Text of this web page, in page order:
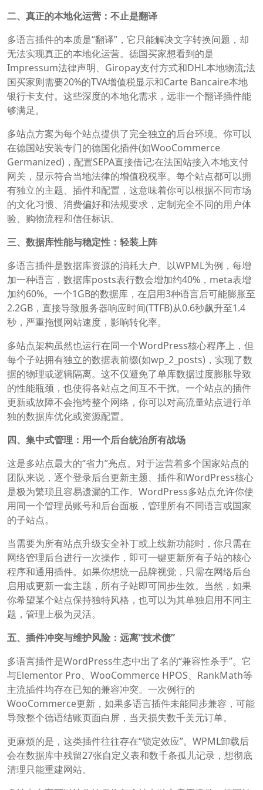
二、真正的本地化运营：不止是翻译
多语言插件的本质是“翻译”，它只能解决文字转换问题，却
无法实现真正的本地化运营。德国买家想看到的是
Impressum法律声明、Giropay支付方式和DHL本地物流;法
国买家则需要20%的TVA增值税显示和Carte Bancaire本地
银行卡支付。这些深度的本地化需求，远非一个翻译插件能
够满足。
多站点方案为每个站点提供了完全独立的后台环境。你可以
在德国站安装专门的德国化插件(如WooCommerce
Germanized)，配置SEPA直接借记;在法国站接入本地支付
网关，显示符合当地法律的增值税税率。每个站点都可以拥
有独立的主题、插件和配置，这意味着你可以根据不同市场
的文化习惯、消费偏好和法规要求，定制完全不同的用户体
验、购物流程和信任标识。
三、数据库性能与稳定性：轻装上阵
多语言插件是数据库资源的消耗大户。以WPML为例，每增
加一种语言，数据库posts表行数会增加约40%，meta表增
加约60%。一个1GB的数据库，在启用3种语言后可能膨胀至
2.2GB，直接导致服务器响应时间(TTFB)从0.6秒飙升至1.4
秒，严重拖慢网站速度，影响转化率。
多站点架构虽然也运行在同一个WordPress核心程序上，但
每个子站拥有独立的数据表前缀(如wp_2_posts)，实现了数
据的物理或逻辑隔离。这不仅避免了单库数据过度膨胀导致
的性能瓶颈，也使得各站点之间互不干扰。一个站点的插件
更新或故障不会拖垮整个网络，你可以对高流量站点进行单
独的数据库优化或资源配置。
四、集中式管理：用一个后台统治所有战场
这是多站点最大的“省力”亮点。对于运营着多个国家站点的
团队来说，逐个登录后台更新主题、插件和WordPress核心
是极为繁琐且容易遗漏的工作。WordPress多站点允许你使
用同一个管理员账号和后台面板，管理所有不同语言或国家
的子站点。
当需要为所有站点升级安全补丁或上线新功能时，你只需在
网络管理后台进行一次操作，即可一键更新所有子站的核心
程序和通用插件。如果你想统一品牌视觉，只需在网络后台
启用或更新一套主题，所有子站即可同步生效。当然，如果
你希望某个站点保持独特风格，也可以为其单独启用不同主
题，管理上极为灵活。
五、插件冲突与维护风险：远离“技术债”
多语言插件是WordPress生态中出了名的“兼容性杀手”。它
与Elementor Pro、WooCommerce HPOS、RankMath等
主流插件均存在已知的兼容冲突。一次例行的
WooCommerce更新，如果多语言插件未能同步兼容，可能
导致整个德语结账页面白屏，当天损失数千美元订单。
更麻烦的是，这类插件往往存在“锁定效应”。WPML卸载后
会在数据库中残留27张自定义表和数千条孤儿记录，想彻底
清理只能重建网站。